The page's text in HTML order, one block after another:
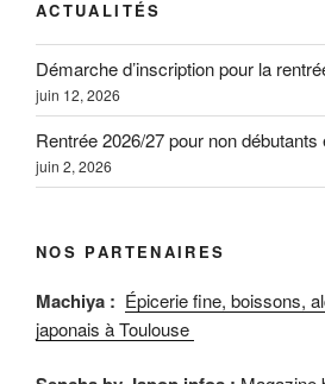
ACTUALITÉS
Démarche d’inscription pour la
juin 12, 2026
Rentrée 2026/27 pour non débutants
juin 2, 2026
NOS PARTENAIRES
Machiya : Épicerie fine, boissons,
japonais à Toulouse